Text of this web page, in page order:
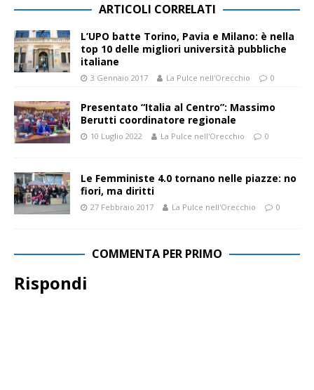
ARTICOLI CORRELATI
L’UPO batte Torino, Pavia e Milano: è nella
top 10 delle migliori università pubbliche
italiane
3 Gennaio 2017 La Pulce nell'Orecchio 0
Presentato “Italia al Centro”: Massimo
Berutti coordinatore regionale
10 Luglio 2022 La Pulce nell'Orecchio 0
Le Femministe 4.0 tornano nelle piazze: no
fiori, ma diritti
27 Febbraio 2017 La Pulce nell'Orecchio 0
COMMENTA PER PRIMO
Rispondi